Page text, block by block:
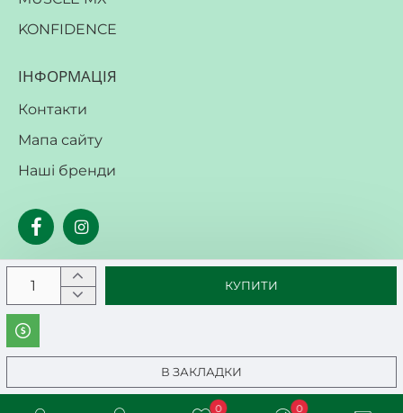
0 0
КУПИТИ
В ЗАКЛАДКИ
KONFIDENCE
ІНФОРМАЦІЯ
Контакти
Мапа сайту
Наші бренди